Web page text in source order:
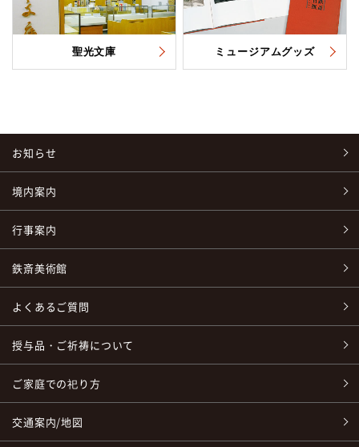
聖光文庫 ミュージアムグッズ
お知らせ
境内案内
行事案内
鉄斎美術館
よくあるご質問
授与品・ご祈祷について
ご家庭での祀り方
交通案内/地図